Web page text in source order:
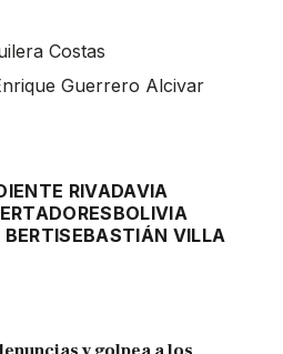
Costas
Guerrero Alcivar
RIVADAVIA
BOLIVIA
BERTISEBASTIÁN VILLA